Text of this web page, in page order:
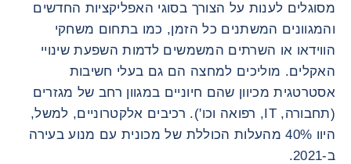
מסוגלים לענות על הצורך בסוגי האפליקציות החדשים
והמגוונים המשתנים כל הזמן, כמו בתחום משחקי
הווידאו או השרתים המשמשים לדמות השפעת שינויי
האקלים. מוליכים למחצה הם גם בעלי חשיבות
אסטרטגית מכיוון שהם חיוניים במגוון רחב של מגזרים
(תחבורה, IT, רפואה וכו'). רכיבים אלקטרוניים, למשל,
היוו 40% מהעלות הכוללת של מכונית עם מנוע בעירה
ב-2021.